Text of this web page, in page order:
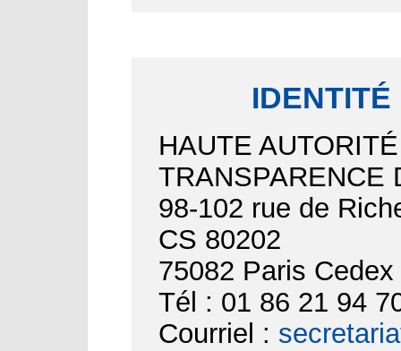
HAUTE
TRANSPARENCE
98-102 rue de
CS 80202
75082 Paris Cedex
Tél : 01 86 21 94
Courriel :